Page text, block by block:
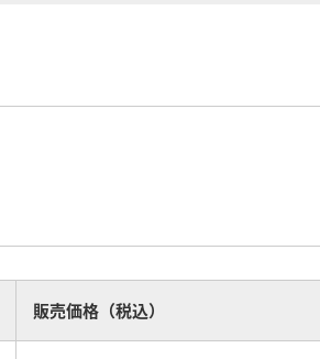
販売価格（税込）